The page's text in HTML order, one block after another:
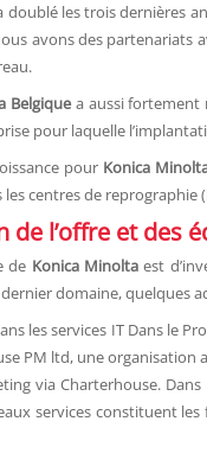
les trois dernières
avons des partenariats
Belgiquea aussi fortement
pour laquelle
pour Konica
les centres de reprographie
l’offre et des
de Konica Minolta est
dernier domaine,
les services IT Dans le
PM ltd, une
via Charterhouse.
services constituent